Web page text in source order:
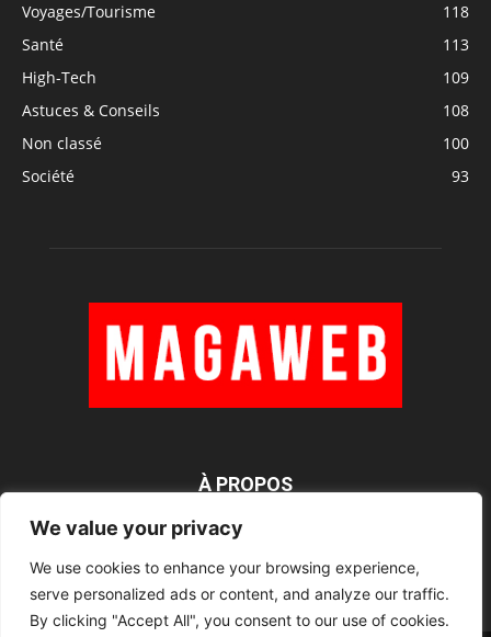
We value your privacy
We use cookies to enhance your browsing experience,
serve personalized ads or content, and analyze our traffic.
By clicking "Accept All", you consent to our use of cookies.
Voyages/Tourisme
118
Santé
113
High-Tech
109
Astuces & Conseils
108
Non classé
100
Société
93
À PROPOS
SUIVEZ NOUS